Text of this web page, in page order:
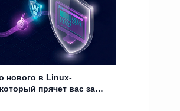
нового в Linux-
прячет вас за
машинами